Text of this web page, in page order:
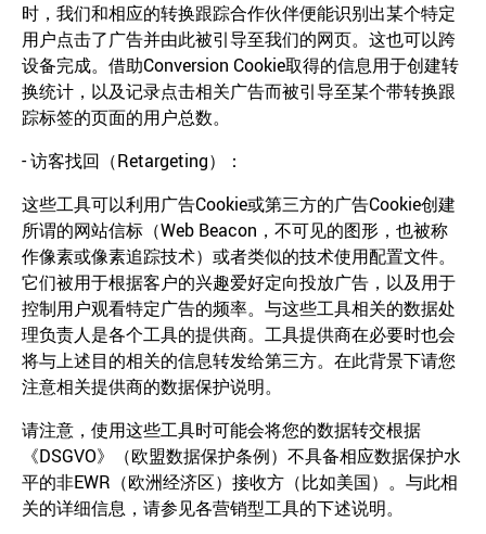
时，我们和相应的转换跟踪合作伙伴便能识别出某个特定
用户点击了广告并由此被引导至我们的网页。这也可以跨
设备完成。借助Conversion Cookie取得的信息用于创建转
换统计，以及记录点击相关广告而被引导至某个带转换跟
踪标签的页面的用户总数。
- 访客找回（Retargeting）：
这些工具可以利用广告Cookie或第三方的广告Cookie创建
所谓的网站信标（Web Beacon，不可见的图形，也被称
作像素或像素追踪技术）或者类似的技术使用配置文件。
它们被用于根据客户的兴趣爱好定向投放广告，以及用于
控制用户观看特定广告的频率。与这些工具相关的数据处
理负责人是各个工具的提供商。工具提供商在必要时也会
将与上述目的相关的信息转发给第三方。在此背景下请您
注意相关提供商的数据保护说明。
请注意，使用这些工具时可能会将您的数据转交根据
《DSGVO》（欧盟数据保护条例）不具备相应数据保护水
平的非EWR（欧洲经济区）接收方（比如美国）。与此相
关的详细信息，请参见各营销型工具的下述说明。